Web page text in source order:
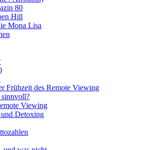
80
Hill
Mona Lisa
Frühzeit des Remote Viewing
sinnvoll?
Viewing
Detoxing